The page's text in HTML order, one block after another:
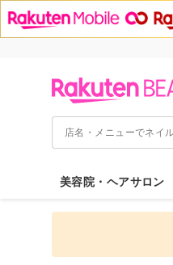
美容院・ヘアサロン